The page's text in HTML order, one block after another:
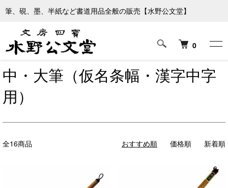
筆、硯、墨、半紙など書道用品全般の販売【水野公文堂】
0
ホーム 筆 中・大筆（仮名条幅・漢字中字用）
中・大筆（仮名条幅・漢字中字
用）
全16商品 おすすめ順 価格順 新着順